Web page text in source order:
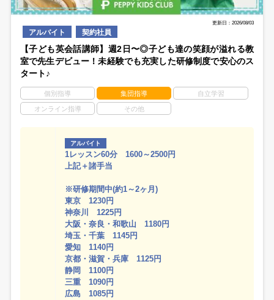
更新日：2026/08/03
アルバイト 契約社員
【子ども英会話講師】週2日〜◎子ども達の笑顔が溢れる教
室で先生デビュー！未経験でも充実した研修制度で安心のス
タート♪
個別指導 集団指導 自立学習
オンライン指導 その他
アルバイト
1レッスン60分 1600～2500円
上記＋諸手当
※研修期間中(約1～2ヶ月)
東京 1230円
神奈川 1225円
大阪・奈良・和歌山 1180円
埼玉・千葉 1145円
愛知 1140円
京都・滋賀・兵庫 1125円
静岡 1100円
三重 1090円
広島 1085円